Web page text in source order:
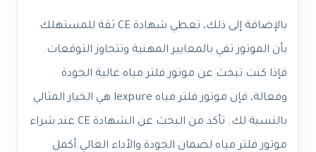
بالإضافة إلى ذلك، تعطي شهادة CE ثقة للمستهلك
بأن الموتور تفي بالمعايير المهنية وتتجاوز التوقعات.
فإذا كنت تبحث عن موتور فلتر مياه عالية الجودة
وفعالة، فإن موتور فلتر مياه lexpure هي الخيار المثالي
بالنسبة لك. تأكد من البحث عن الشهادة CE عند شراء
موتور فلتر مياه لضمان الجودة والأداء العالي.أكمل